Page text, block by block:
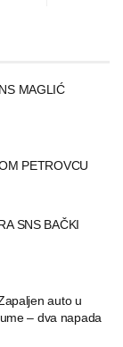
MAGLIĆ
PETROVCU
SNS BAČKI
auto u
– dva napada